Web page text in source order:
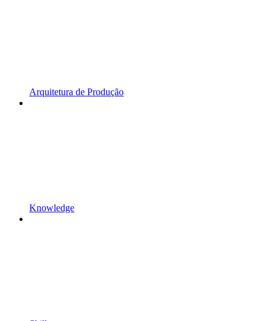
Arquitetura de Produção
Knowledge